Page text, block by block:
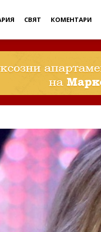
СВЯТ КОМЕНТАРИ